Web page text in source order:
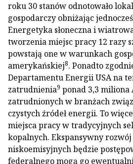
roku 30 stanów odnotowało
gospodarczy obniżając
Energetyka słoneczna i
tworzenia miejsc pracy 12 razy
powstają one w warunkach
amerykańskiej8. Ponadto
Departamentu Energii USA na
zatrudnienia9 ponad 3,3
zatrudnionych w branżach
czystych źródeł energii. To
miejsca pracy w tradycyjnych
kopalnych. Ekspansywny
niskoemisyjnych będzie
federalnego mogą go